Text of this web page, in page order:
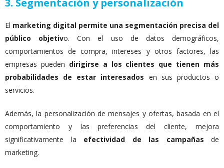
3. Segmentación y personalización
El marketing digital permite una segmentación precisa del
público objetivo. Con el uso de datos demográficos,
comportamientos de compra, intereses y otros factores, las
empresas pueden dirigirse a los clientes que tienen más
probabilidades de estar interesados en sus productos o
servicios.
Además, la personalización de mensajes y ofertas, basada en el
comportamiento y las preferencias del cliente, mejora
significativamente la efectividad de las campañas de
marketing.